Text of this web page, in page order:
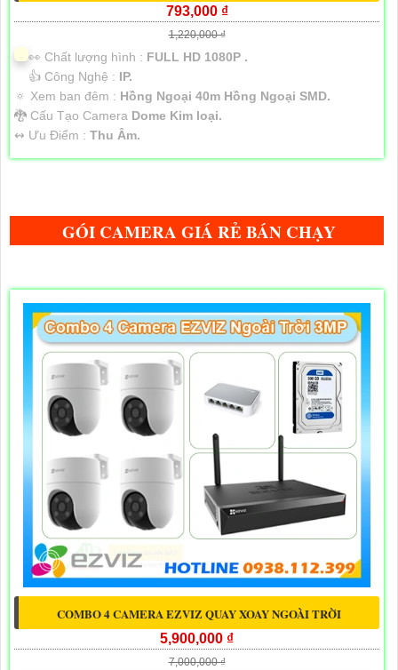
793,000 ₫
1,220,000 ₫
️👀 Chất lượng hình : FULL HD 1080P .
👍 Công Nghệ : IP.
🔅 Xem ban đêm : Hồng Ngoại 40m Hồng Ngoại SMD.
🐉️ Cấu Tạo Camera Dome Kim loại.
️↭ Ưu Điểm : Thu Âm.
GÓI CAMERA GIÁ RẺ BÁN CHẠY
COMBO 4 CAMERA EZVIZ QUAY XOAY NGOÀI TRỜI
5,900,000 ₫
7,000,000 ₫